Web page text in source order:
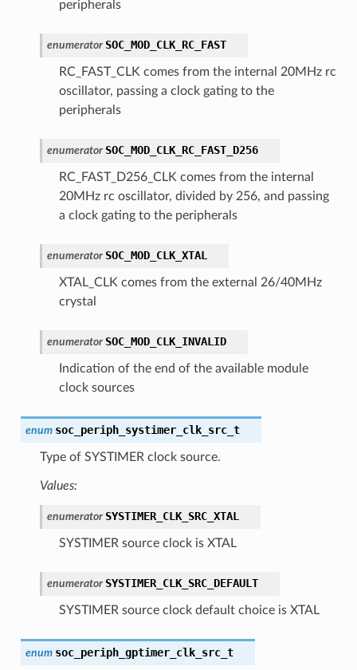
peripherals
enumerator SOC_MOD_CLK_RC_FAST
RC_FAST_CLK comes from the internal 20MHz rc
oscillator, passing a clock gating to the
peripherals
enumerator SOC_MOD_CLK_RC_FAST_D256
RC_FAST_D256_CLK comes from the internal
20MHz rc oscillator, divided by 256, and passing
a clock gating to the peripherals
enumerator SOC_MOD_CLK_XTAL
XTAL_CLK comes from the external 26/40MHz
crystal
enumerator SOC_MOD_CLK_INVALID
Indication of the end of the available module
clock sources
enum soc_periph_systimer_clk_src_t
Type of SYSTIMER clock source.
Values:
enumerator SYSTIMER_CLK_SRC_XTAL
SYSTIMER source clock is XTAL
enumerator SYSTIMER_CLK_SRC_DEFAULT
SYSTIMER source clock default choice is XTAL
enum soc_periph_gptimer_clk_src_t